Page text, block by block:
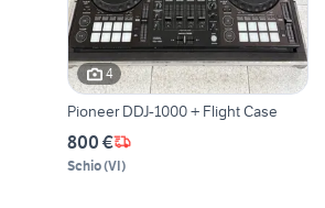
4
Pioneer DDJ-1000 + Flight Case
800 €
Schio(VI)